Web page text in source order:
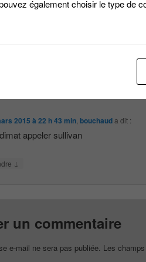
2015 à 22 h 43 min ,bouchauda dit :
appeler sullivan
↓
un commentaire
e-mail ne sera pas publiée. Les
également choisir le type de